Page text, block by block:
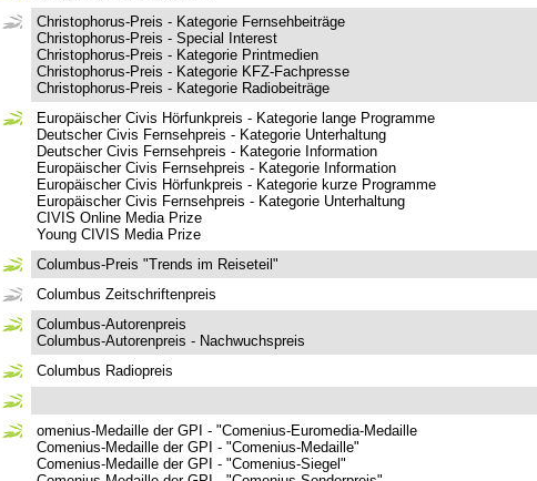
Christophorus-Preis - Kategorie Fernsehbeiträge
Christophorus-Preis - Special Interest
Christophorus-Preis - Kategorie Printmedien
Christophorus-Preis - Kategorie KFZ-Fachpresse
Christophorus-Preis - Kategorie Radiobeiträge
Europäischer Civis Hörfunkpreis - Kategorie lange Programme
Deutscher Civis Fernsehpreis - Kategorie Unterhaltung
Deutscher Civis Fernsehpreis - Kategorie Information
Europäischer Civis Fernsehpreis - Kategorie Information
Europäischer Civis Hörfunkpreis - Kategorie kurze Programme
Europäischer Civis Fernsehpreis - Kategorie Unterhaltung
CIVIS Online Media Prize
Young CIVIS Media Prize
Columbus-Preis "Trends im Reiseteil"
Columbus Zeitschriftenpreis
Columbus-Autorenpreis
Columbus-Autorenpreis - Nachwuchspreis
Columbus Radiopreis
omenius-Medaille der GPI - "Comenius-Euromedia-Medaille
Comenius-Medaille der GPI - "Comenius-Medaille"
Comenius-Medaille der GPI - "Comenius-Siegel"